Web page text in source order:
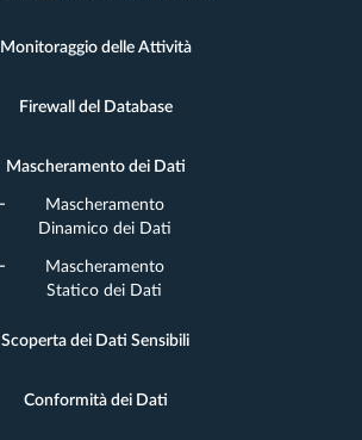
Monitoraggio delle Attività
Firewall del Database
Mascheramento dei Dati
Mascheramento
Dinamico dei Dati
Mascheramento
Statico dei Dati
Scoperta dei Dati Sensibili
Conformità dei Dati